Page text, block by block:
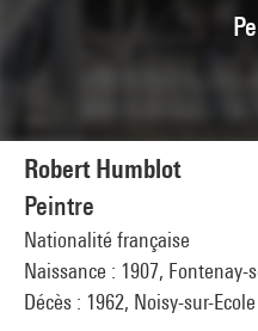
Robert Humblot
Peintre
Nationalité française
Naissance : 1907, Fontenay-
Décès : 1962, Noisy-sur-